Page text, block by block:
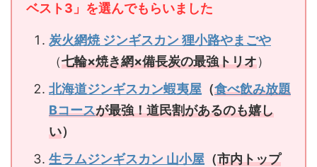
ベスト3」を選んでもらいました
炭火網焼 ジンギスカン 狸小路やまごや
（七輪×焼き網×備長炭の最強トリオ）
北海道ジンギスカン蝦夷屋 （食べ飲み放題
Bコースが最強！道民割があるのも嬉し
い）
生ラムジンギスカン 山小屋 （市内トップ